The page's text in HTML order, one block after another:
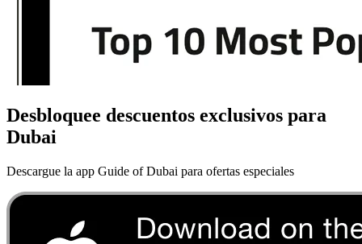
Desbloquee descuentos exclusivos para
Dubai
Descargue la app Guide of Dubai para ofertas especiales